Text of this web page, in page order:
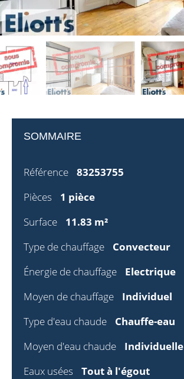
SOMMAIRE
Référence
83253755
Pièces
1 pièce
Surface
11.83 m²
Type de chauffage
Convecteur
Énergie de chauffage
Electrique
Moyen de chauffage
Individuel
Type d'eau chaude
Chauffe-eau
Moyen d'eau chaude
Individuelle
Eaux usées
Tout à l'égout